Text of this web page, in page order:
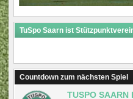
TuSpo Saarn ist
Countdown zum nächsten Spiel
TUSPO SAARN